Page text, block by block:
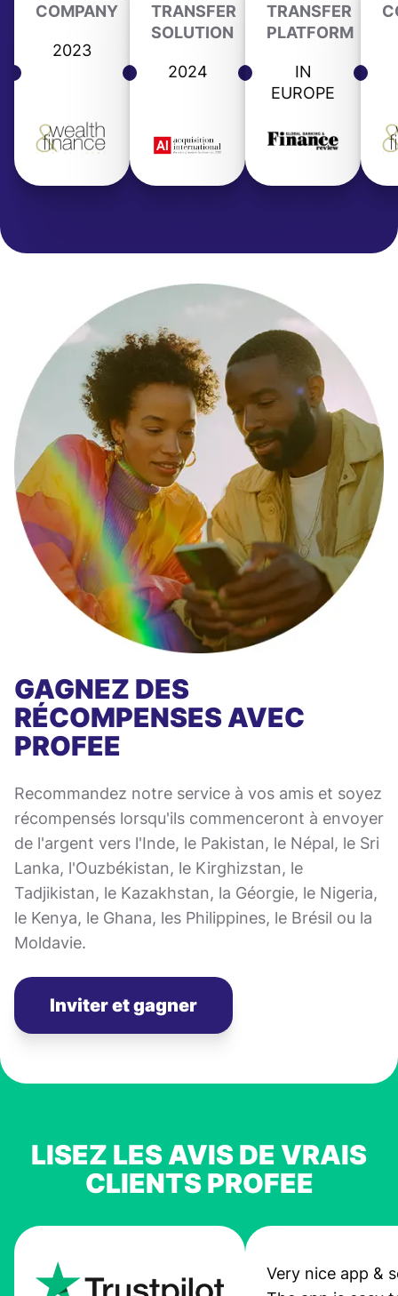
COMPANY
2023
TRANSFER
SOLUTION
2024
TRANSFER
PLATFORM
IN
EUROPE
GAGNEZ DES
RÉCOMPENSES AVEC
PROFEE
Recommandez notre service à vos amis et soyez
récompensés lorsqu'ils commenceront à envoyer
de l'argent vers l'Inde, le Pakistan, le Népal, le Sri
Lanka, l'Ouzbékistan, le Kirghizstan, le
Tadjikistan, le Kazakhstan, la Géorgie, le Nigeria,
le Kenya, le Ghana, les Philippines, le Brésil ou la
Moldavie.
Inviter et gagner
LISEZ LES AVIS DE VRAIS
CLIENTS PROFEE
Very nice app &